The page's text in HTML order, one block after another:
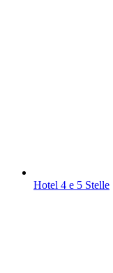
Hotel 4 e 5 Stelle